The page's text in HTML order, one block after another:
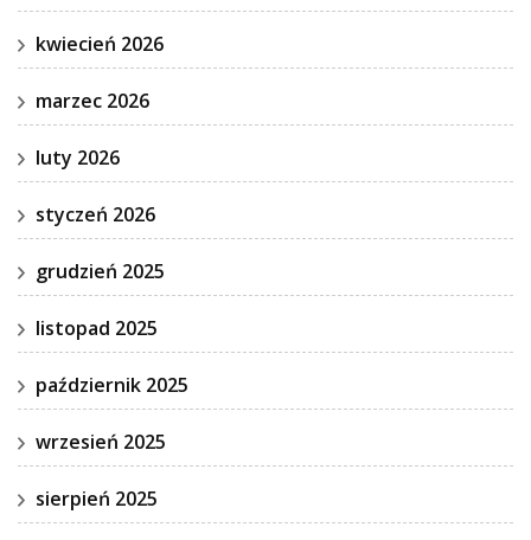
kwiecień 2026
marzec 2026
luty 2026
styczeń 2026
grudzień 2025
listopad 2025
październik 2025
wrzesień 2025
sierpień 2025